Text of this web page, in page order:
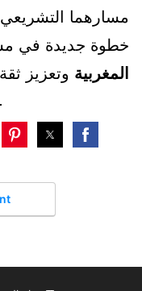
مسارهما التشريعي
خطوة جديدة في
المغربية وتعزيز